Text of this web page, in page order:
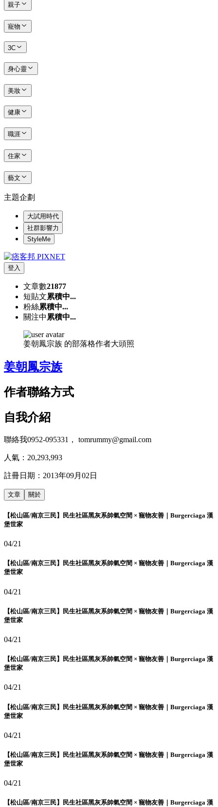
親子
寵物
3C
身心靈
美妝
健康
職涯
住家
藝文
主題企劃
大試用時代
社群影響力
StyleMe
登入
文章數21877
短貼文累積中...
粉絲累積中...
關注中 累積中...
姜朝鳳宗族 的部落格作者大頭照
姜朝鳳宗族
作者聯絡方式
自我介紹
聯絡我0952-095331， tomrummy@gmail.com
人氣： 20,293,993
註冊日期： 2013年09月02日
文章 關於
【松山區/南京三民】民生社區黑灰系帥氣空間 × 寵物友善｜Burgerciaga 漢
堡世家
04/21
【松山區/南京三民】民生社區黑灰系帥氣空間 × 寵物友善｜Burgerciaga 漢
堡世家
04/21
【松山區/南京三民】民生社區黑灰系帥氣空間 × 寵物友善｜Burgerciaga 漢
堡世家
04/21
【松山區/南京三民】民生社區黑灰系帥氣空間 × 寵物友善｜Burgerciaga 漢
堡世家
04/21
【松山區/南京三民】民生社區黑灰系帥氣空間 × 寵物友善｜Burgerciaga 漢
堡世家
04/21
【松山區/南京三民】民生社區黑灰系帥氣空間 × 寵物友善｜Burgerciaga 漢
堡世家
04/21
【松山區/南京三民】民生社區黑灰系帥氣空間 × 寵物友善｜Burgerciaga 漢